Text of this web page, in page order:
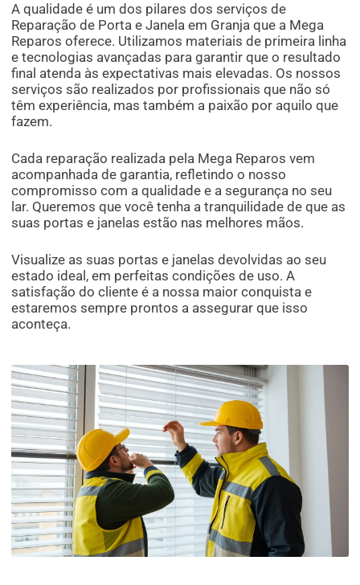
A qualidade é um dos pilares dos serviços de
Reparação de Porta e Janela em Granja que a Mega
Reparos oferece. Utilizamos materiais de primeira linha
e tecnologias avançadas para garantir que o resultado
final atenda às expectativas mais elevadas. Os nossos
serviços são realizados por profissionais que não só
têm experiência, mas também a paixão por aquilo que
fazem.
Cada reparação realizada pela Mega Reparos vem
acompanhada de garantia, refletindo o nosso
compromisso com a qualidade e a segurança no seu
lar. Queremos que você tenha a tranquilidade de que as
suas portas e janelas estão nas melhores mãos.
Visualize as suas portas e janelas devolvidas ao seu
estado ideal, em perfeitas condições de uso. A
satisfação do cliente é a nossa maior conquista e
estaremos sempre prontos a assegurar que isso
aconteça.